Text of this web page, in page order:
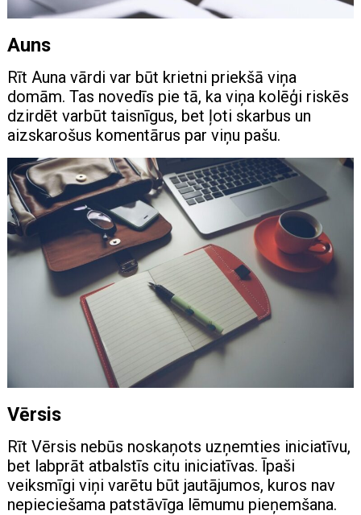
Auns
Rīt Auna vārdi var būt krietni priekšā viņa
domām. Tas novedīs pie tā, ka viņa kolēģi riskēs
dzirdēt varbūt taisnīgus, bet ļoti skarbus un
aizskarošus komentārus par viņu pašu.
Vērsis
Rīt Vērsis nebūs noskaņots uzņemties iniciatīvu,
bet labprāt atbalstīs citu iniciatīvas. Īpaši
veiksmīgi viņi varētu būt jautājumos, kuros nav
nepieciešama patstāvīga lēmumu pieņemšana.